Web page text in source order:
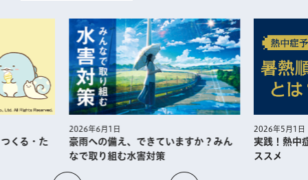
くる・た
2026年6月1日
豪雨への備え、できていますか？みん
なで取り組む水害対策
2026年5月1日
実践！熱中
ススメ